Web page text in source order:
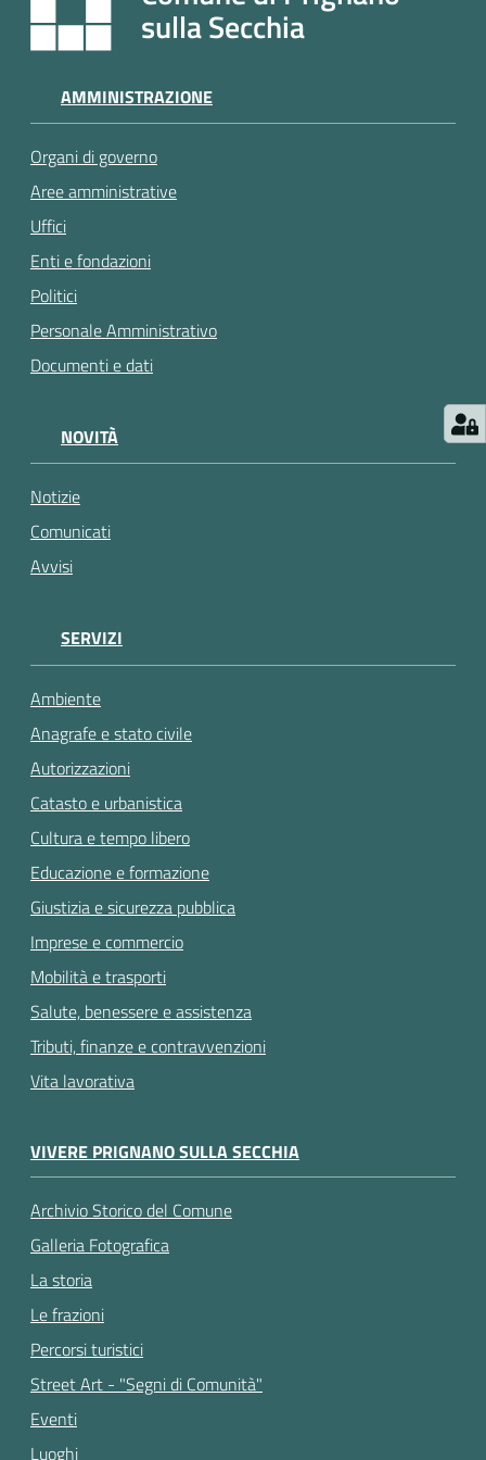
a
p
t
a
m
e
n
t
o
Tutti
gli
argomenti...
sulla Secchia
AMMINISTRAZIONE
Organi di governo
Aree amministrative
Uffici
Enti e fondazioni
Politici
Personale Amministrativo
Documenti e dati
NOVITÀ
Notizie
Comunicati
Avvisi
SERVIZI
Ambiente
Anagrafe e stato civile
Autorizzazioni
Catasto e urbanistica
Cultura e tempo libero
Educazione e formazione
Giustizia e sicurezza pubblica
Imprese e commercio
Mobilità e trasporti
Salute, benessere e assistenza
Tributi, finanze e contravvenzioni
Vita lavorativa
VIVERE PRIGNANO SULLA SECCHIA
Archivio Storico del Comune
Galleria Fotografica
La storia
Le frazioni
Percorsi turistici
Street Art - "Segni di Comunità"
Eventi
Luoghi